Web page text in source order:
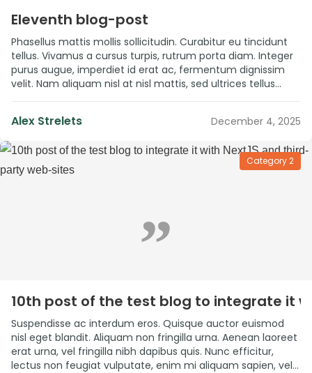
Eleventh blog-post
Phasellus mattis mollis sollicitudin. Curabitur eu tincidunt
tellus. Vivamus a cursus turpis, rutrum porta diam. Integer
purus augue, imperdiet id erat ac, fermentum dignissim
velit. Nam aliquam nisl at nisl mattis, sed ultrices tellus
ultrices posuere cubilia curae; Nulla […]
Alex Strelets December 4, 2025
”
Category 2
10th post of the test blog to integrate it
Suspendisse ac interdum eros. Quisque auctor euismod
nisl eget blandit. Aliquam non fringilla urna. Aenean laoreet
erat urna, vel fringilla nibh dapibus quis. Nunc efficitur,
lectus non feugiat vulputate, enim mi aliquam sapien, vel